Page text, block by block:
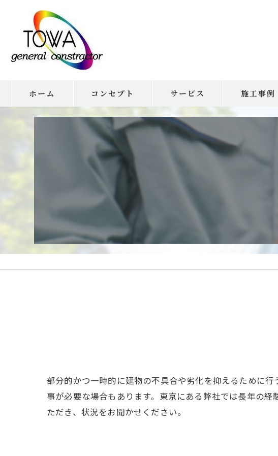
ホーム コンセプト サービス 施工事例
部分的かつ一時的に建物の不具合や劣化を抑えるために
事が必要な場合もあります。東京にある弊社では長年の
ただき、状況をお聞かせください。